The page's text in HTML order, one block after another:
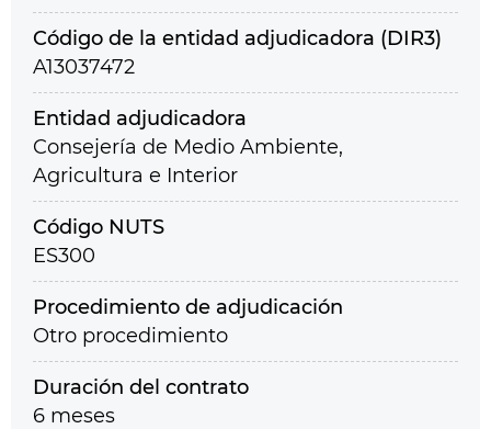
Código de la entidad adjudicadora (DIR3)
A13037472
Entidad adjudicadora
Consejería de Medio Ambiente,
Agricultura e Interior
Código NUTS
ES300
Procedimiento de adjudicación
Otro procedimiento
Duración del contrato
6 meses